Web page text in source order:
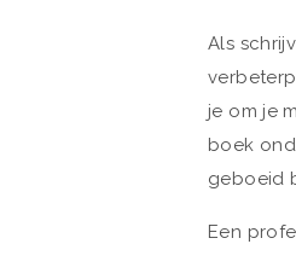
Als
je om je
boek
geboeid
Een